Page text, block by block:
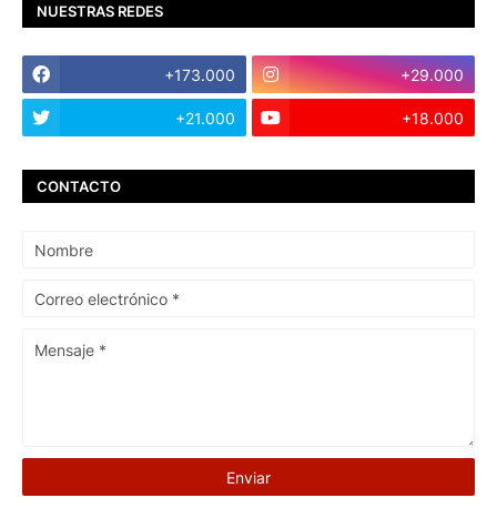
NUESTRAS REDES
+173.000 +29.000
+21.000 +18.000
CONTACTO